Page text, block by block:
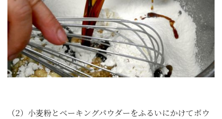
（2）小麦粉とベーキングパウダーをふるいにかけてボウ